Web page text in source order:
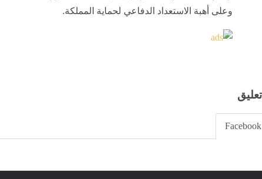
وعلى أهبة الاستعداد الدفاعي لحماية المملكة.
Facebook